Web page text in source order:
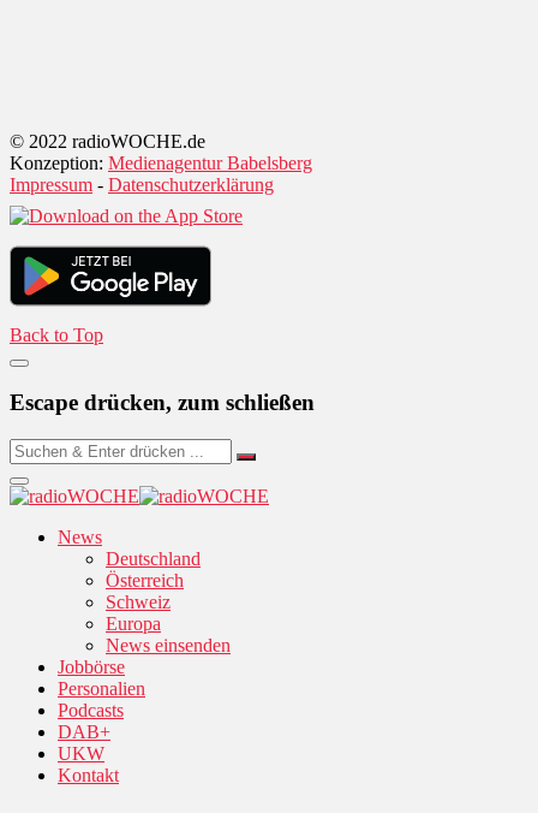
© 2022 radioWOCHE.de
Konzeption: Medienagentur Babelsberg
Impressum - Datenschutzerklärung
Back to Top
Escape drücken, zum schließen
News
Deutschland
Österreich
Schweiz
Europa
News einsenden
Jobbörse
Personalien
Podcasts
DAB+
UKW
Kontakt